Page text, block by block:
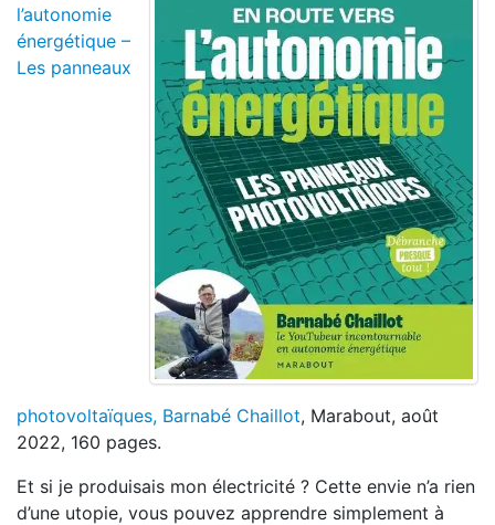
l’autonomie
énergétique –
Les panneaux
photovoltaïques, Barnabé Chaillot, Marabout, août
2022, 160 pages.
Et si je produisais mon électricité ? Cette envie n’a rien
d’une utopie, vous pouvez apprendre simplement à